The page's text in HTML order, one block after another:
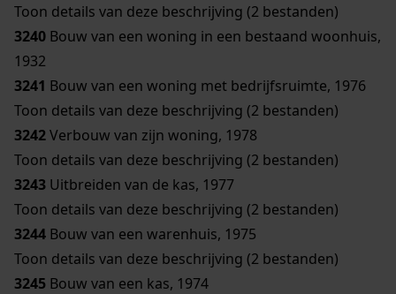
Toon details van deze beschrijving (2 bestanden)
3240 Bouw van een woning in een bestaand woonhuis,
1932
3241 Bouw van een woning met bedrijfsruimte, 1976
Toon details van deze beschrijving (2 bestanden)
3242Verbouw van zijn woning, 1978
Toon details van deze beschrijving (2 bestanden)
3243 Uitbreiden van de kas, 1977
Toon details van deze beschrijving (2 bestanden)
3244 Bouw van een warenhuis, 1975
Toon details van deze beschrijving (2 bestanden)
3245 Bouw van een kas, 1974